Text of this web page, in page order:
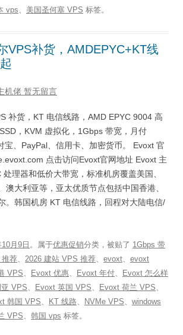
vps、 美国圣何塞 VPS 标签。
VPS补货，AMDEPYC+KT线
机佬 暂无留言
补货，KT 电信线路，AMD EPYC 9004 高
，KVM 虚拟化，1Gbps 带宽，月付
宝、PayPal、信用卡、加密货币。 Evoxt 官
点击访问Evoxt官网地址 Evoxt 主
理器和低价大带宽，标准机房覆盖美国、
澳大利亚等，亚太优质节点包括中国香港、
。韩国机房 KT 电信线路，回程对大陆电信/
月9日 。属于优惠促销分类，被贴了 1Gbps 带
推荐、 2026 建站 VPS 推荐、 evoxt、 evoxt
VPS、 Evoxt 优惠、 Evoxt 年付、
Evoxt 怎么样
VPS、 Evoxt 英国 VPS、 Evoxt 荷兰 VPS、
韩国 VPS、 KT 线路、 NVMe VPS、 windows
VPS、 韩国 vps 标签。